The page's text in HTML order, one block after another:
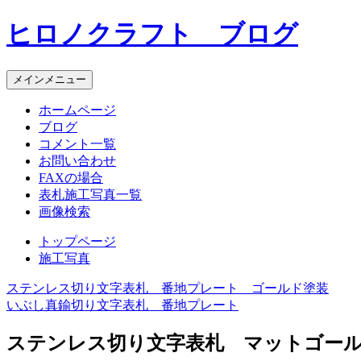
コ
ン
ン
ツ
ヒロノクラフト ブログ
メインメニュー
ホームページ
ブログ
コメント一覧
お問い合わせ
FAXの場合
表札施工写真一覧
画像検索
トップページ
施工写真
投
稿
ナ
ステンレス切り文字表札 番地プレート ゴールド塗装
いぶし真鍮切り文字表札 番地プレート
ステンレス切り文字表札 マットゴー